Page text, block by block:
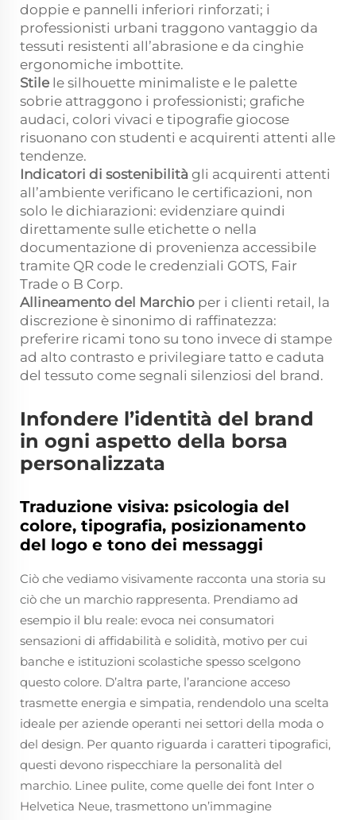
doppie e pannelli inferiori rinforzati; i
professionisti urbani traggono vantaggio da
tessuti resistenti all’abrasione e da cinghie
ergonomiche imbottite.
Stile le silhouette minimaliste e le palette
sobrie attraggono i professionisti; grafiche
audaci, colori vivaci e tipografie giocose
risuonano con studenti e acquirenti attenti alle
tendenze.
Indicatori di sostenibilità gli acquirenti attenti
all’ambiente verificano le certificazioni, non
solo le dichiarazioni: evidenziare quindi
direttamente sulle etichette o nella
documentazione di provenienza accessibile
tramite QR code le credenziali GOTS, Fair
Trade o B Corp.
Allineamento del Marchio per i clienti retail, la
discrezione è sinonimo di raffinatezza:
preferire ricami tono su tono invece di stampe
ad alto contrasto e privilegiare tatto e caduta
del tessuto come segnali silenziosi del brand.
Infondere l’identità del brand
in ogni aspetto della borsa
personalizzata
Traduzione visiva: psicologia del
colore, tipografia, posizionamento
del logo e tono dei messaggi
Ciò che vediamo visivamente racconta una storia su
ciò che un marchio rappresenta. Prendiamo ad
esempio il blu reale: evoca nei consumatori
sensazioni di affidabilità e solidità, motivo per cui
banche e istituzioni scolastiche spesso scelgono
questo colore. D’altra parte, l’arancione acceso
trasmette energia e simpatia, rendendolo una scelta
ideale per aziende operanti nei settori della moda o
del design. Per quanto riguarda i caratteri tipografici,
questi devono rispecchiare la personalità del
marchio. Linee pulite, come quelle dei font Inter o
Helvetica Neue, trasmettono un’immagine